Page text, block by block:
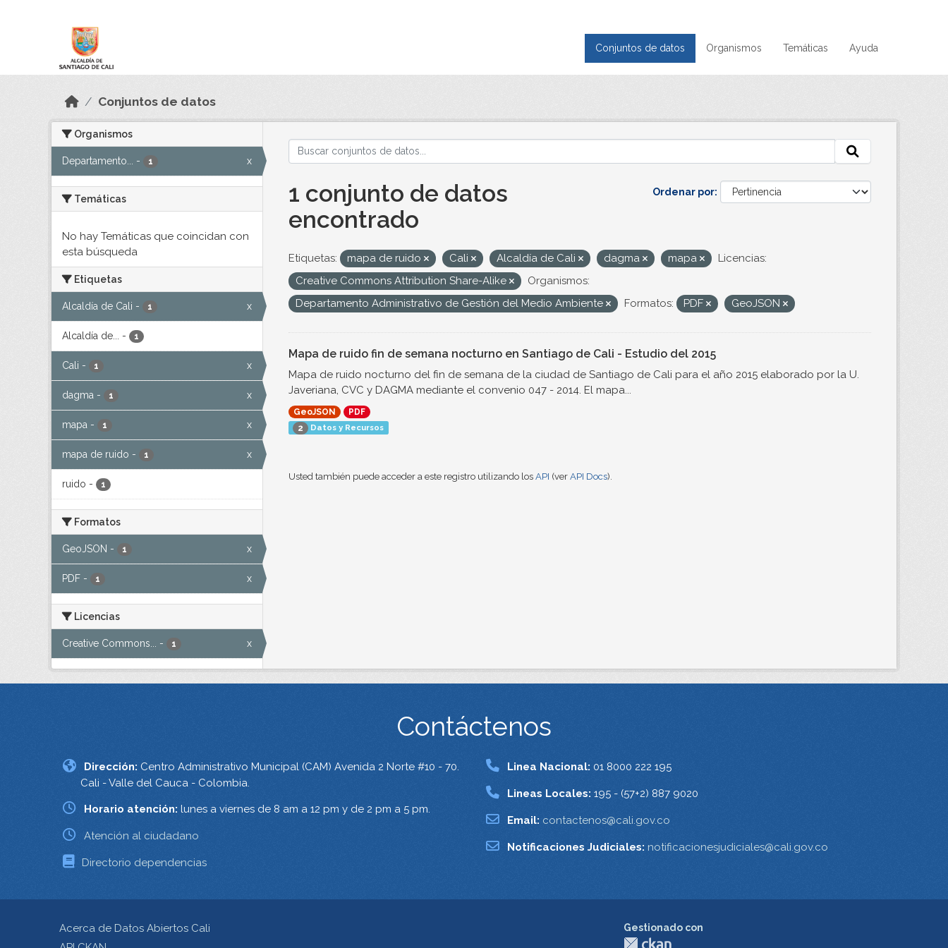
Conjuntos de datos Organismos Temáticas Ayuda
Conjuntos de datos
Organismos
Departamento... - 1 x
Temáticas
No hay Temáticas que coincidan con
esta búsqueda
Etiquetas
Alcaldía de Cali - 1 x
Alcaldía de... - 1
Cali - 1 x
dagma - 1 x
mapa - 1 x
mapa de ruido - 1 x
ruido - 1
Formatos
GeoJSON - 1 x
PDF - 1 x
Licencias
Creative Commons... - 1 x
Ordenar por
1 conjunto de datos
encontrado
Etiquetas: mapa de ruido Cali Alcaldía de Cali dagma mapa
Licencias:
Creative Commons Attribution Share-Alike
Organismos:
Departamento Administrativo de Gestión del Medio Ambiente
Formatos: PDF GeoJSON
Mapa de ruido fin de semana nocturno en Santiago de Cali - Estudio del 2015
Mapa de ruido nocturno del fin de semana de la ciudad de Santiago de Cali para el año 2015 elaborado por la U.
Javeriana, CVC y DAGMA mediante el convenio 047 - 2014. El mapa...
GeoJSON
PDF
2
Datos y Recursos
Usted también puede acceder a este registro utilizando los API (ver API Docs).
Contáctenos
Dirección: Centro Administrativo Municipal (CAM) Avenida 2 Norte #10 - 70.
Cali - Valle del Cauca - Colombia.
Horario atención: lunes a viernes de 8 am a 12 pm y de 2 pm a 5 pm.
Atención al ciudadano
Directorio dependencias
Linea Nacional: 01 8000 222 195
Lineas Locales: 195 - (57+2) 887 9020
Email: contactenos@cali.gov.co
Notificaciones Judiciales: notificacionesjudiciales@cali.gov.co
Acerca de Datos Abiertos Cali
Gestionado con